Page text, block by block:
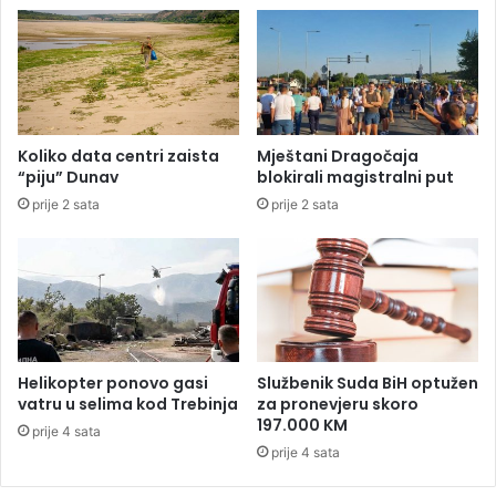
u
u
,
p
o
l
c
j
a
p
l
j
e
n
a
Koliko data centri zaista
“piju” Dunav
prije 2 sata
Mještani Dragočaja
blokirali magistralni put
prije 2 sata
Helikopter ponovo gasi
vatru u selima kod Trebinja
prije 4 sata
Službenik Suda BiH optužen
za pronevjeru skoro
197.000 KM
prije 4 sata